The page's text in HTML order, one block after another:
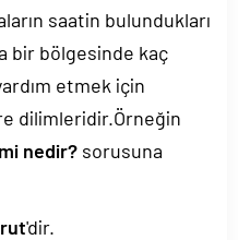
saatin bulundukları
bir bölgesinde kaç
etmek için
dilimleridir.Örneğin
nedir? sorusuna
'dir.